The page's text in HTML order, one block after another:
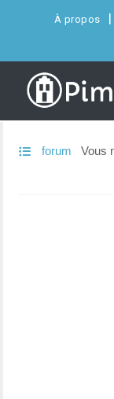
À propos
forum Vous